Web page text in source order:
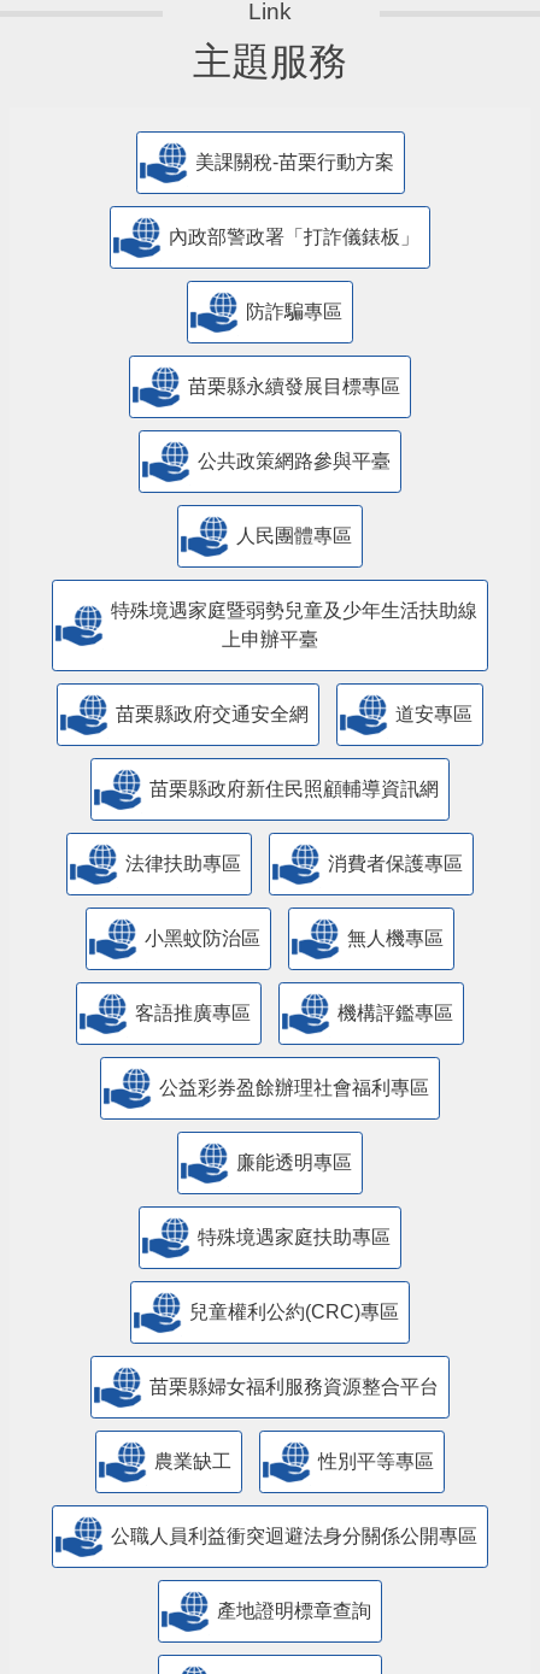
主題服務
美課關稅-苗栗行動方案
內政部警政署「打詐儀錶板」
防詐騙專區
苗栗縣永續發展目標專區
公共政策網路參與平臺
人民團體專區
特殊境遇家庭暨弱勢兒童及少年生活扶助線
上申辦平臺
苗栗縣政府交通安全網 道安專區
苗栗縣政府新住民照顧輔導資訊網
法律扶助專區 消費者保護專區
小黑蚊防治區 無人機專區
客語推廣專區 機構評鑑專區
公益彩券盈餘辦理社會福利專區
廉能透明專區
特殊境遇家庭扶助專區
兒童權利公約(CRC)專區
苗栗縣婦女福利服務資源整合平台
農業缺工 性別平等專區
公職人員利益衝突迴避法身分關係公開專區
產地證明標章查詢